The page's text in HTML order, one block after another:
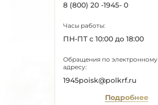
8 (800) 20 -1945- 0
Часы работы:
ПН-ПТ с 10:00 до 18:00
Обращения по электронному
адресу:
1945poisk@polkrf.ru
Подробнее